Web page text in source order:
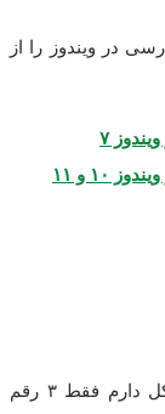
در ویندوز را از
۷
و ۱۱
سلام من در قسمت وارد کردن مبلغ مشکل دارم فقط ۳ رقم